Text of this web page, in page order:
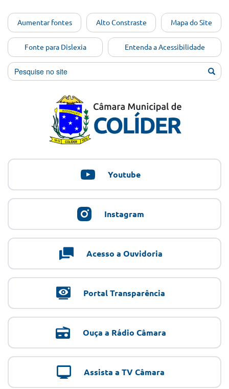
conteúdo
[Alt+1]
Ir para
o menu
[Alt+2]
[Alt+4]
Aumentar fontes Alto Constraste Mapa do Site
Fonte para Dislexia Entenda a Acessibilidade
Youtube
Instagram
Acesso a Ouvidoria
Portal Transparência
Ouça a Rádio Câmara
Assista a TV Câmara